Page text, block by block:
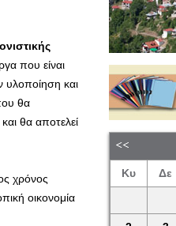
που είναι
υλοποίηση και
θα
θα αποτελεί
χρόνος
οικονομία
Κυ Δε